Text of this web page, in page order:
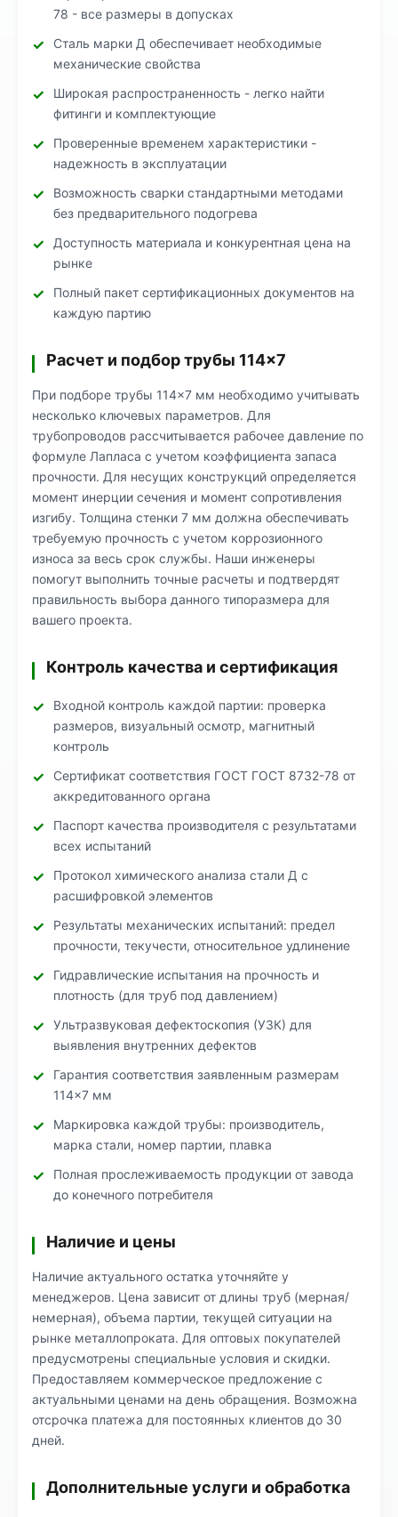
78 - все размеры в допусках
Сталь марки Д обеспечивает необходимые
механические свойства
Широкая распространенность - легко найти
фитинги и комплектующие
Проверенные временем характеристики -
надежность в эксплуатации
Возможность сварки стандартными методами
без предварительного подогрева
Доступность материала и конкурентная цена на
рынке
Полный пакет сертификационных документов на
каждую партию
Расчет и подбор трубы 114×7
При подборе трубы 114×7 мм необходимо учитывать
несколько ключевых параметров. Для
трубопроводов рассчитывается рабочее давление по
формуле Лапласа с учетом коэффициента запаса
прочности. Для несущих конструкций определяется
момент инерции сечения и момент сопротивления
изгибу. Толщина стенки 7 мм должна обеспечивать
требуемую прочность с учетом коррозионного
износа за весь срок службы. Наши инженеры
помогут выполнить точные расчеты и подтвердят
правильность выбора данного типоразмера для
вашего проекта.
Контроль качества и сертификация
Входной контроль каждой партии: проверка
размеров, визуальный осмотр, магнитный
контроль
Сертификат соответствия ГОСТ ГОСТ 8732-78 от
аккредитованного органа
Паспорт качества производителя с результатами
всех испытаний
Протокол химического анализа стали Д с
расшифровкой элементов
Результаты механических испытаний: предел
прочности, текучести, относительное удлинение
Гидравлические испытания на прочность и
плотность (для труб под давлением)
Ультразвуковая дефектоскопия (УЗК) для
выявления внутренних дефектов
Гарантия соответствия заявленным размерам
114×7 мм
Маркировка каждой трубы: производитель,
марка стали, номер партии, плавка
Полная прослеживаемость продукции от завода
до конечного потребителя
Наличие и цены
Наличие актуального остатка уточняйте у
менеджеров. Цена зависит от длины труб (мерная/
немерная), объема партии, текущей ситуации на
рынке металлопроката. Для оптовых покупателей
предусмотрены специальные условия и скидки.
Предоставляем коммерческое предложение с
актуальными ценами на день обращения. Возможна
отсрочка платежа для постоянных клиентов до 30
дней.
Дополнительные услуги и обработка